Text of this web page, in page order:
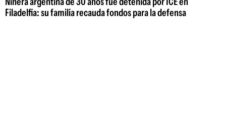
Filadelfia: su familia recauda fondos para la defensa